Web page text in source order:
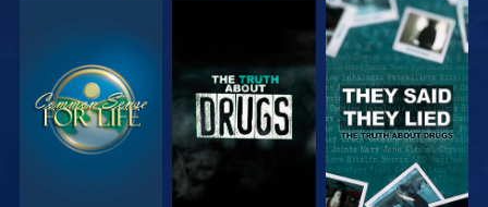
СМОТРЕТЬ СМОТРЕТЬ СМОТРЕТЬ